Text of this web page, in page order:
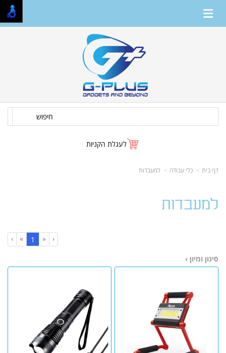
חיפוש
לעגלת הקניות
דף בית כלי עבודה למעבדות
למעבדות
‹
«
1
»
›
סינון ומיון ›